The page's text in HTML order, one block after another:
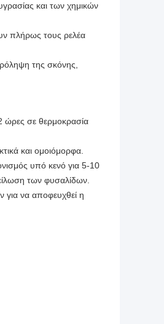
και των χημικών
πλήρως τους ρελέα
της σκόνης,
ώρες σε θερμοκρασία
και ομοιόμορφα.
υπό κενό για 5-10
των φυσαλίδων.
για να αποφευχθεί η